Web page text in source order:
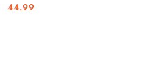
Cena:
44.99